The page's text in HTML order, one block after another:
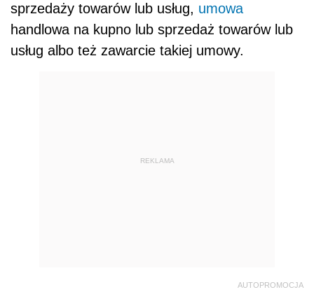
sprzedaży towarów lub usług, umowa
handlowa na kupno lub sprzedaż towarów lub
usług albo też zawarcie takiej umowy.
REKLAMA
AUTOPROMOCJA